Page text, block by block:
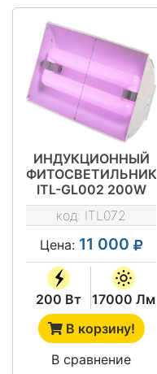
ИНДУКЦИОННЫЙ
ФИТОСВЕТИЛЬНИК
ITL-GL002 200W
код: ITL072
Цена: 11 000
200 Вт
17000 Лм
В корзину!
В сравнение